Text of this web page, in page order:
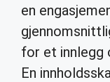
en
for et innlegg
En